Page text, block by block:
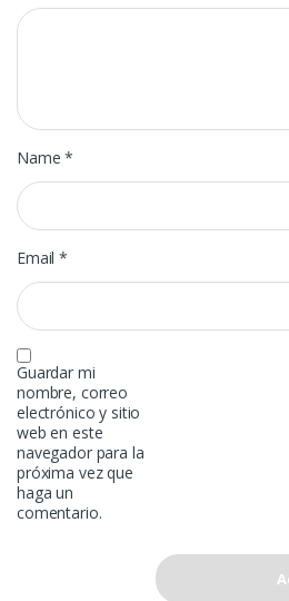
Name*
Email*
Guardar mi
nombre, correo
electrónico y sitio
web en este
navegador para la
próxima vez que
haga un
comentario.